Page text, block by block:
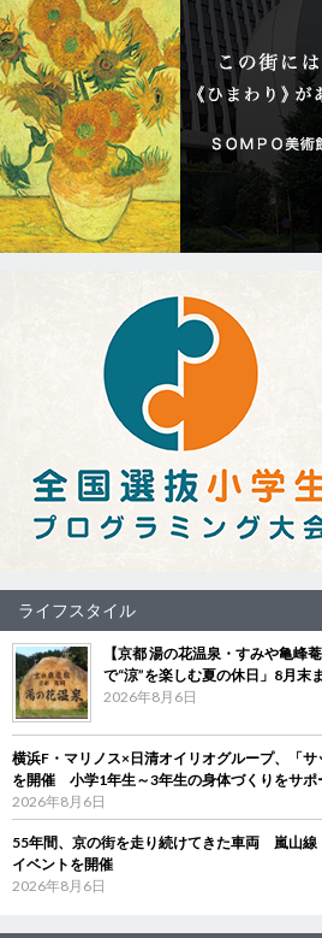
ライフスタイル
【京都 湯の花温泉・すみや亀峰
で“涼”を楽しむ夏の休日」8月末
2026年8月6日
横浜F・マリノス×日清オイリオグループ、「サ
を開催 小学1年生～3年生の身体づくりをサポ
2026年8月6日
55年間、京の街を走り続けてきた車両 嵐山線
イベントを開催
2026年8月6日